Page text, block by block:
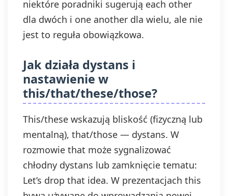
niektóre poradniki sugerują each other
dla dwóch i one another dla wielu, ale nie
jest to reguła obowiązkowa.
Jak działa dystans i
nastawienie w
this/that/these/those?
This/these wskazują bliskość (fizyczną lub
mentalną), that/those — dystans. W
rozmowie that może sygnalizować
chłodny dystans lub zamknięcie tematu:
Let’s drop that idea. W prezentacjach this